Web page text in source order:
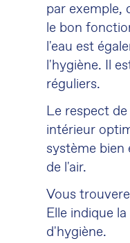
par exemple,
le bon
l'eau est
l'hygiène. Il
réguliers.
Le respect
intérieur
système
de l'air.
Vous
Elle indique
d'hygiène.